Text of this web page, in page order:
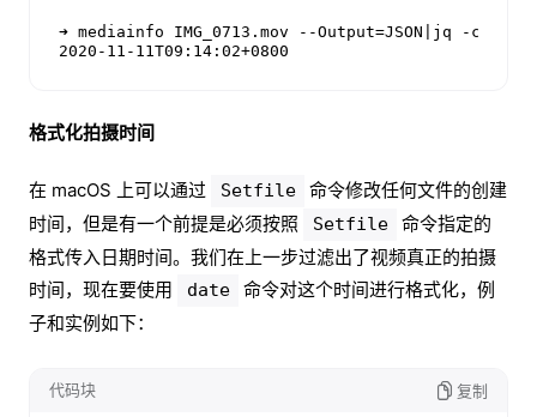
➜ mediainfo IMG_0713.mov --Output=JSON|jq -c
2020-11-11T09:14:02+0800
格式化拍摄时间
在 macOS 上可以通过 Setfile
命令修改任何文件的创建
时间，但是有一个前提是必须按照
Setfile
命令指定的
格式传入日期时间。我们在上一步过滤出了视频真正的拍摄
时间，现在要使用
date
命令对这个时间进行格式化，例
子和实例如下：
代码块 复制